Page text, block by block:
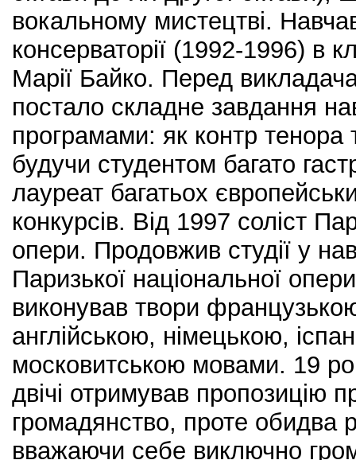
вокальному мистецтві.
консерваторії (1992-1996) в
Марії Байко. Перед
постало складне завдання
програмами: як контр
будучи студентом багато
лауреат багатьох
конкурсів. Від 1997 соліст
опери. Продовжив студії у
Паризької національної
виконував твори
англійською, німецькою,
московитською мовами. 19
двічі отримував пропозицію
громадянство, проте обидва
вважаючи себе виключно